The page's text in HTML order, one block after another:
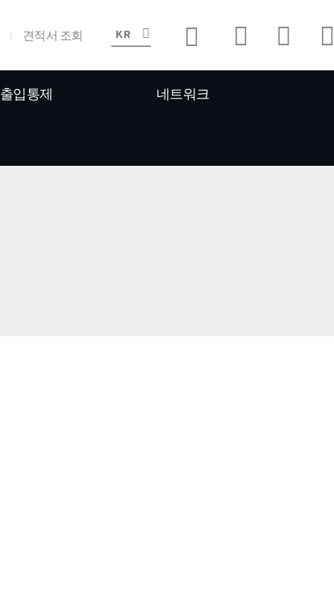
견적서 조회 KR
출입통제 네트워크